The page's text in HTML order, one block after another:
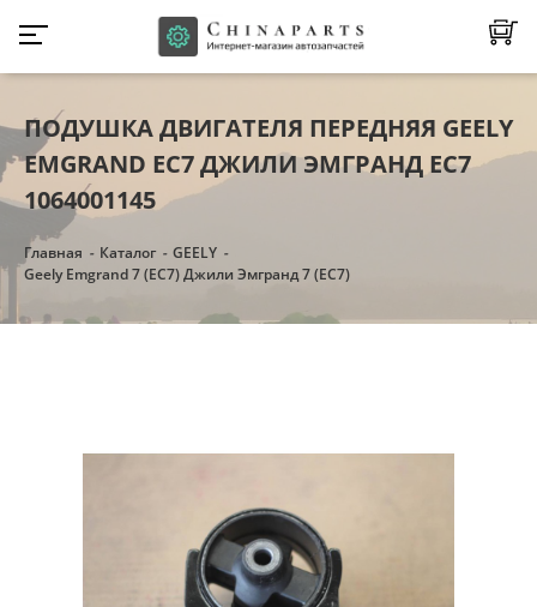
ПОДУШКА ДВИГАТЕЛЯ ПЕРЕДНЯЯ GEELY
EMGRAND EC7 ДЖИЛИ ЭМГРАНД ЕС7
1064001145
Главная Каталог
GEELY
Geely Emgrand 7 (EC7) Джили Эмгранд 7 (ЕC7)